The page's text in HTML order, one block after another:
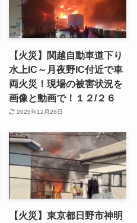
【火災】関越自動車道下り
水上IC～月夜野IC付近で車
両火災！現場の被害状況を
画像と動画で！１２/２６
2025年12月26日
【火災】東京都日野市神明